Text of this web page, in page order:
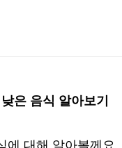
은 음식 알아보기
에 대해 알아볼께요.